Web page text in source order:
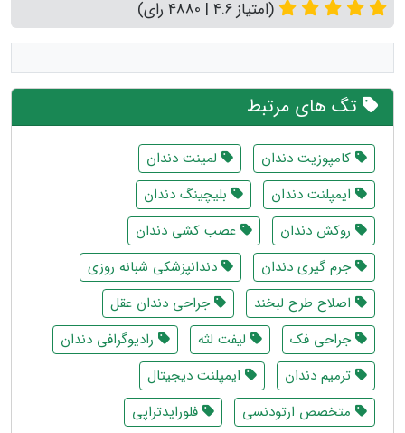
(امتیاز 4.6 | 4880 رای)
تگ های مرتبط
کامپوزیت دندان
لمینت دندان
ایمپلنت دندان
بلیچینگ دندان
روکش دندان
عصب کشی دندان
جرم گیری دندان
دندانپزشکی شبانه روزی
اصلاح طرح لبخند
جراحی دندان عقل
جراحی فک
لیفت لثه
رادیوگرافی دندان
ترمیم دندان
ایمپلنت دیجیتال
متخصص ارتودنسی
فلورایدتراپی